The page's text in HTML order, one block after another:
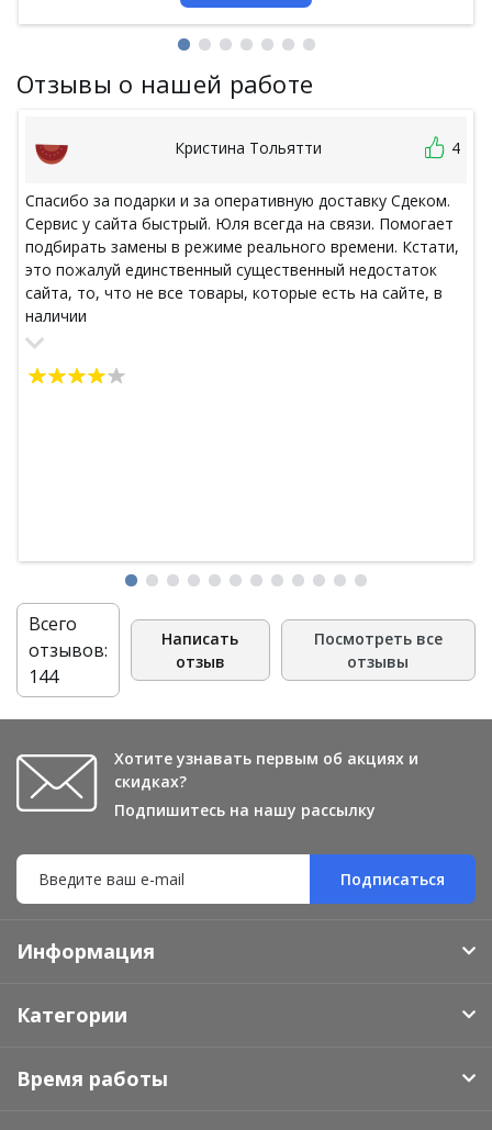
Отзывы о нашей работе
Кристина Тольятти 4
Спасибо за подарки и за оперативную доставку Сдеком.
Сервис у сайта быстрый. Юля всегда на связи. Помогает
подбирать замены в режиме реального времени. Кстати,
это пожалуй единственный существенный недостаток
сайта, то, что не все товары, которые есть на сайте, в
наличии
Всего
отзывов:
144
Написать
отзыв
Посмотреть все
отзывы
Хотите узнавать первым об акциях и
скидках?
Подпишитесь на нашу рассылку
Подписаться
Информация
Категории
Время работы